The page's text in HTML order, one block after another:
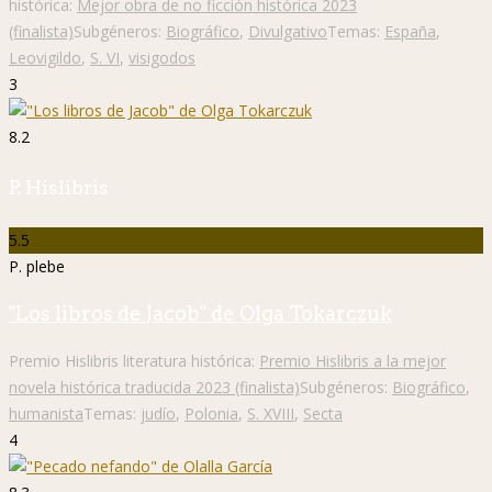
histórica: Mejor obra de no ficción histórica 2023
(finalista)Subgéneros: Biográfico, DivulgativoTemas: España,
Leovigildo, S. VI, visigodos
3
8.2
P. Hislibris
5.5
P. plebe
"Los libros de Jacob" de Olga Tokarczuk
Premio Hislibris literatura histórica: Premio Hislibris a la mejor
novela histórica traducida 2023 (finalista)Subgéneros: Biográfico,
humanistaTemas: judío, Polonia, S. XVIII, Secta
4